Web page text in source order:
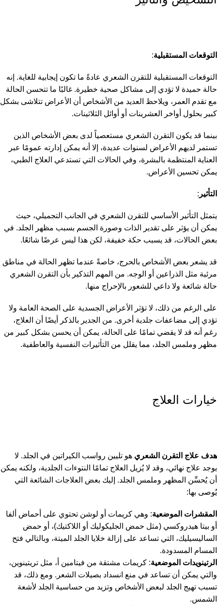
التوقعات المستقبلية:
التوقعات المستقبلية للتقرن الشعري عادةً ما تكون إيجابية للغاية. إنه
حالة حميدة لا تؤدي إلى مشاكل صحية خطيرة. غالبًا ما تتحسن الحالة
مع تقدم العمر، ويلاحظ العديد من الأشخاص أن الأعراض تتلاشى بشكل
كبير بحلول أواخر العشرينات أو أوائل الثلاثينات.
بينما قد يكون التقرن الشعري مستعصياً لدى بعض الأشخاص الذين
تستمر لديهم الأعراض لسنوات عديدة، إلا أنه يمكن إدارته عمومًا عبر
العناية المنتظمة بالبشرة، وفي الحالات التي تستدعي العلاج الطبي،
يمكن تحسين الأعراض.
التأثير :
يتمثل التأثير الأساسي للتقرن الشعري في الجانب التجميلي، حيث
يمكن أن يؤثر على تقدير الذات وصورة الجسم بسبب مظهر الجلد. في
بعض الحالات، قد يسبب حكة خفيفة، لكن هذا ليس عرضًا شائعًا.
قد يشعر بعض الأشخاص بالحرج، خاصةً عندما تظهر الحالة في مناطق
مرئية مثل الذراعين أو الوجه. من المهم التذكير بأن التقرن الشعري
حالة شائعة ولا داعي للشعور بالإحراج منها.
على الرغم من ذلك، لا تؤثر الأعراض الجسدية على الصحة العامة ولا
تؤدي إلى مضاعفات جلدية أخرى. من الجدير بالذكر أيضًا أن العلاج،
رغم أنه قد لا يقضي تمامًا على الحالة، يمكن أن يحسن بشكل كبير من
مظهر وملمس الجلد، مما يقلل من التأثيرات النفسية والعاطفية.
خيارات العلاج
هدف علاج التقرن الشعري هو تليين رواسب الكيراتين في الجلد. لا
يوجد علاج نهائي، وقد لا يُزيل العلاج تمامًا النتوءات الجلدية، ولكنه يمكن
أن يُحسِّن المظهر وملمس الجلد. إليك بعض العلاجات الشائعة التي
يُوصى بها:
المقشرات الموضعية: وهي كريمات أو لوشن تحتوي على أحماض ألفا
أو بيتا هيدروكسي (مثل حمض الجليكوليك أو اللاكتيك)، أو حمض
الساليسيليك، التي تساعد على إزالة خلايا الجلد الميتة، وبالتالي فتح
المسام المسدودة.
الرتينويدات الموضعية: كريمات مشتقة من فيتامين أ، مثل تريتينوين،
والتي يمكن أن تساعد في منع انسداد بصيلات الشعر. ومع ذلك، قد
تسبب تهيج الجلد لبعض الأشخاص وتزيد من حساسية الجلد لأشعة
الشمس.